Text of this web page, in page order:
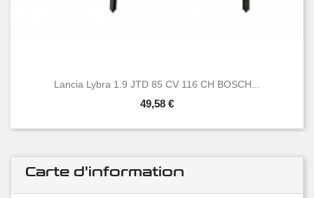
Lancia Lybra 1.9 JTD 85 CV 116 CH BOSCH...
49,58 €
Carte d'information